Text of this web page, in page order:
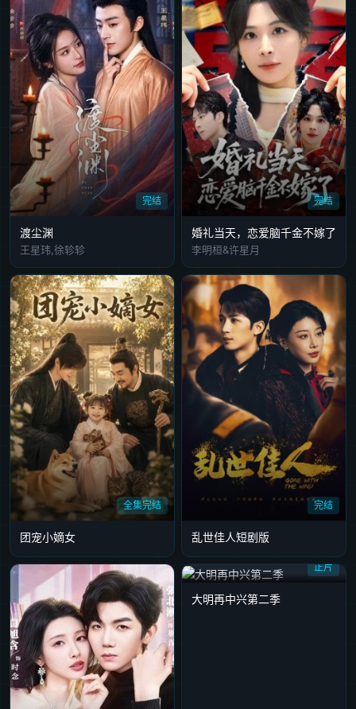
完结
渡尘渊
王星玮,徐轸轸
完结
婚礼当天，恋爱脑千金不嫁了
李明桓&许星月
全集完结
团宠小嫡女
完结
乱世佳人短剧版
正片
大明再中兴第二季